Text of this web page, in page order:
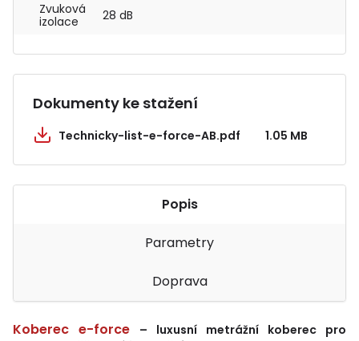
Zvuková
izolace
28 dB
Dokumenty ke stažení
Technicky-list-e-force-AB.pdf 1.05 MB
Popis
Parametry
Doprava
Koberec e-force
– luxusní metrážní koberec pro